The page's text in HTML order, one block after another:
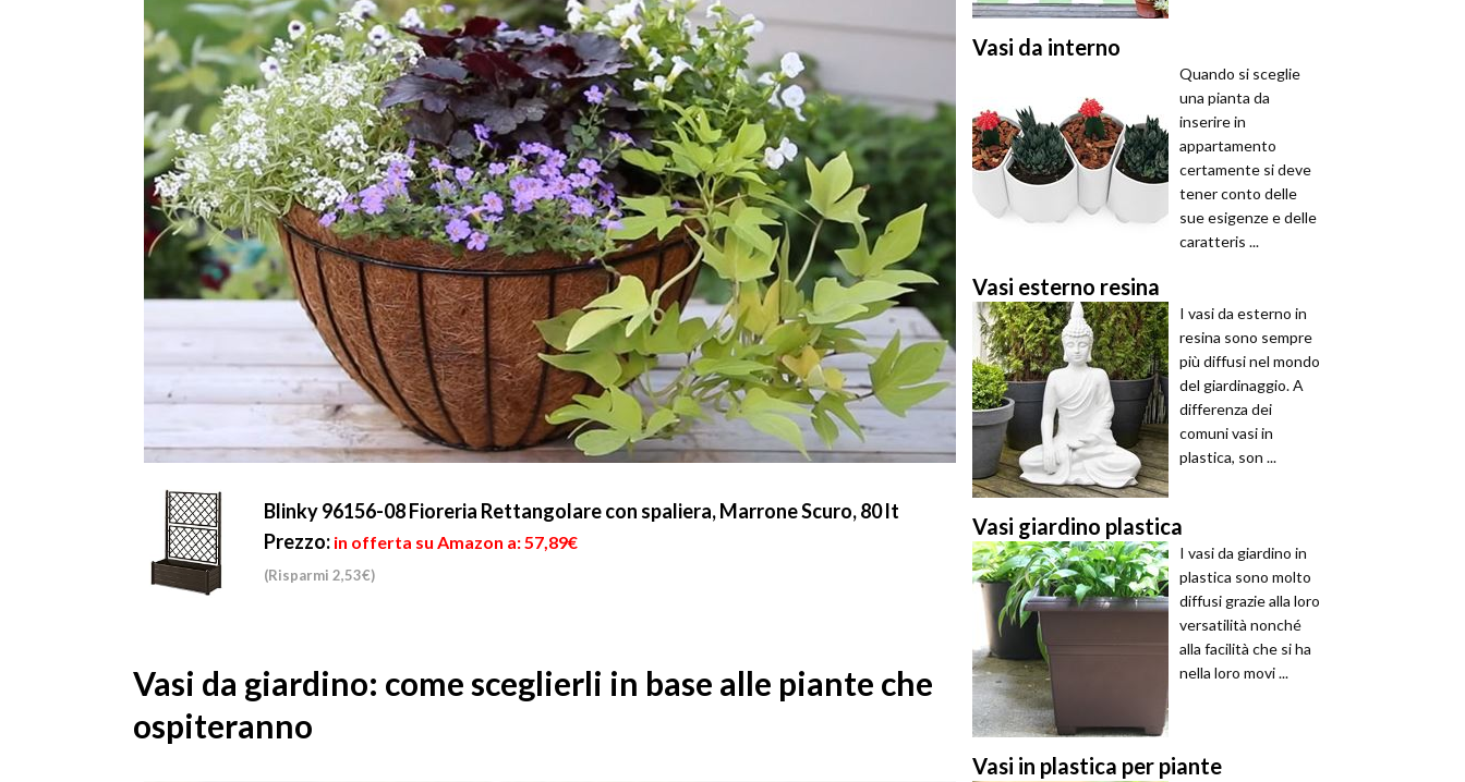
Blinky 96156-08 Fioreria Rettangolare con spaliera, Marrone Scuro, 80 lt
Prezzo: in offerta su Amazon a: 57,89€
(Risparmi 2,53€)
Vasi da giardino: come sceglierli in base alle piante che
ospiteranno
Vasi da interno
Quando si sceglie
una pianta da
inserire in
appartamento
certamente si deve
tener conto delle
sue esigenze e delle
caratteris ...
Vasi esterno resina
I vasi da esterno in
resina sono sempre
più diffusi nel mondo
del giardinaggio. A
differenza dei
comuni vasi in
plastica, son ...
Vasi giardino plastica
I vasi da giardino in
plastica sono molto
diffusi grazie alla loro
versatilità nonché
alla facilità che si ha
nella loro movi ...
Vasi in plastica per piante